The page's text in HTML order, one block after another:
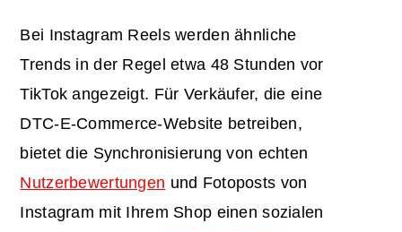
Bei Instagram Reels werden ähnliche
Trends in der Regel etwa 48 Stunden vor
TikTok angezeigt. Für Verkäufer, die eine
DTC-E-Commerce-Website betreiben,
bietet die Synchronisierung von echten
Nutzerbewertungen und Fotoposts von
Instagram mit Ihrem Shop einen sozialen